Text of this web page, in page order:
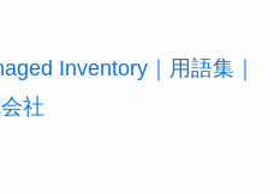
Inventory｜用語集｜
社